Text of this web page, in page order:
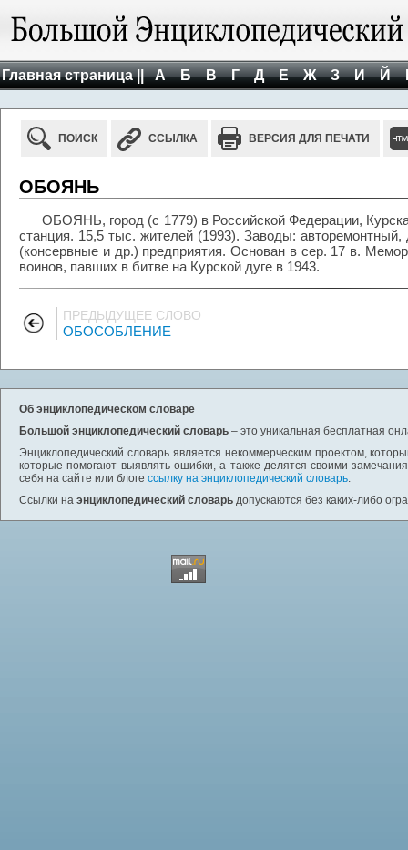
Главная страница || А Б В Г Д Е Ж З И Й
ПОИСК ССЫЛКА ВЕРСИЯ ДЛЯ ПЕЧАТИ
ОБОЯНЬ
ОБОЯНЬ, город (с 1779) в Российской Федерации,
станция. 15,5 тыс. жителей (1993). Заводы:
(консервные и др.) предприятия. Основан в сер. 17 в.
воинов, павших в битве на Курской дуге в 1943.
ПРЕДЫДУЩЕЕ СЛОВО
ОБОСОБЛЕНИЕ
Об энциклопедическом словаре
Большой энциклопедический словарь – это уникальная бесплатная
Энциклопедический словарь является некоммерческим проектом,
которые помогают выявлять ошибки, а также делятся своими
себя на сайте или блоге ссылку на энциклопедический словарь.
Ссылки на энциклопедический словарь допускаются без каких-либо